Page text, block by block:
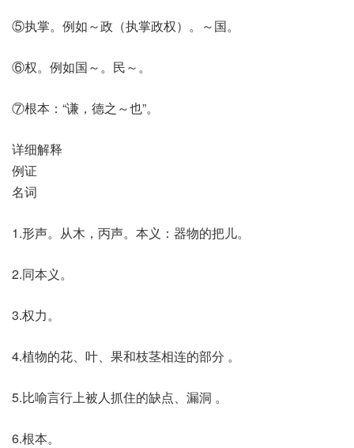
⑤执掌。例如～政（执掌政权）。～国。
⑥权。例如国～。民～。
⑦根本：“谦，德之～也”。
详细解释
例证
名词
1.形声。从木，丙声。本义：器物的把儿。
2.同本义。
3.权力。
4.植物的花、叶、果和枝茎相连的部分 。
5.比喻言行上被人抓住的缺点、漏洞 。
6.根本。